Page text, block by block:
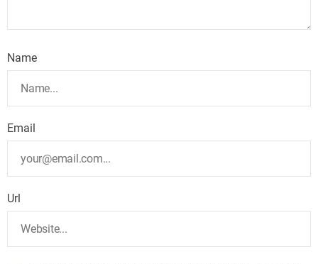
Name
Email
Url